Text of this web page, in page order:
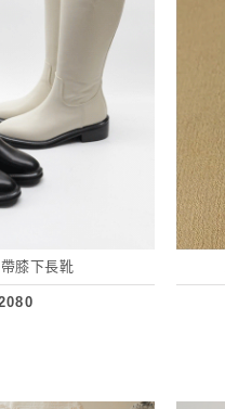
膝下長靴